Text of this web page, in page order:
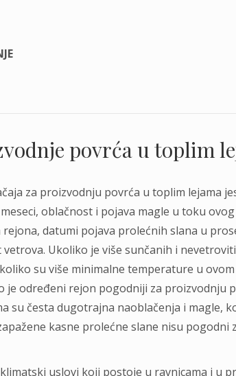
povrća u toplim
za proizvodnju povrća u toplim lejama
oblačnost i pojava magle u toku
datumi pojava prolećnih slana u
Ukoliko je više sunčanih i
su više minimalne temperature u
je određeni rejon pogodniji za proizvodnju
su česta dugotrajna naoblačenja i magle,
kasne prolećne slane nisu pogodni
uslovi koji postoje u ravnicama i u